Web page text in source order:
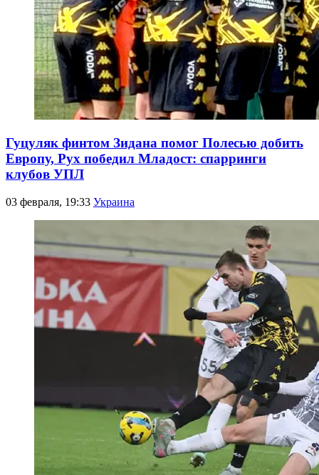
Гуцуляк финтом Зидана помог Полесью добить
Европу, Рух победил Младост: спарринги
клубов УПЛ
03 февраля, 19:33 Украина